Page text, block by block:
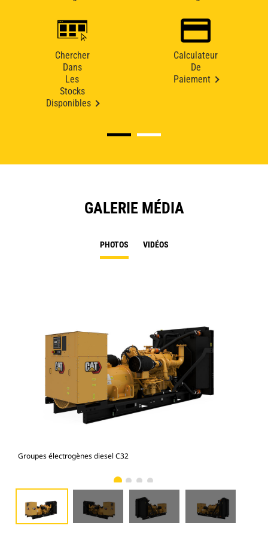
Chercher
Dans
Les
Stocks
Disponibles
Calculateur
De
Paiement
GALERIE MÉDIA
PHOTOS VIDÉOS
Groupes électrogènes diesel C32